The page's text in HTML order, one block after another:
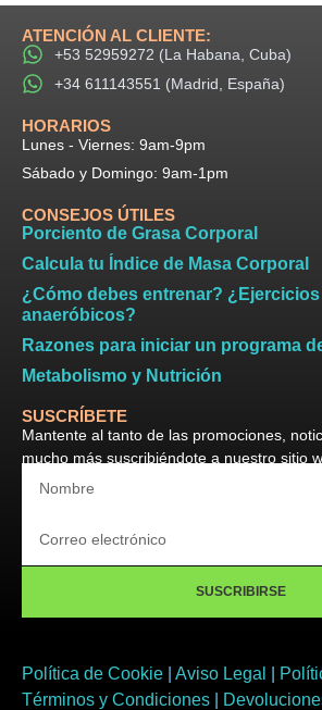
ATENCIÓN AL CLIENTE:
+53 52959272 (La Habana, Cuba)
+34 611143551 (Madrid, España)
HORARIOS​
Lunes - Viernes: 9am-9pm​
Sábado y Domingo: 9am-1pm
CONSEJOS ÚTILES
Porciento de Grasa Corporal
Calcula tu Índice de Masa Corporal
¿Cómo debes entrenar?
anaeróbicos?
Razones para iniciar un programa
Metabolismo y Nutrición
SUSCRÍBETE
Mantente al tanto de las promociones,
mucho más suscribiéndote a nuestro sitio
SUSCRIBIRSE
Política de Cookie Aviso Legal
Términos y Condiciones